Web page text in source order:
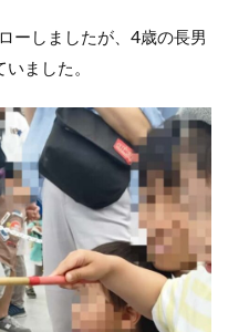
ーしましたが、4歳の長男
ました。